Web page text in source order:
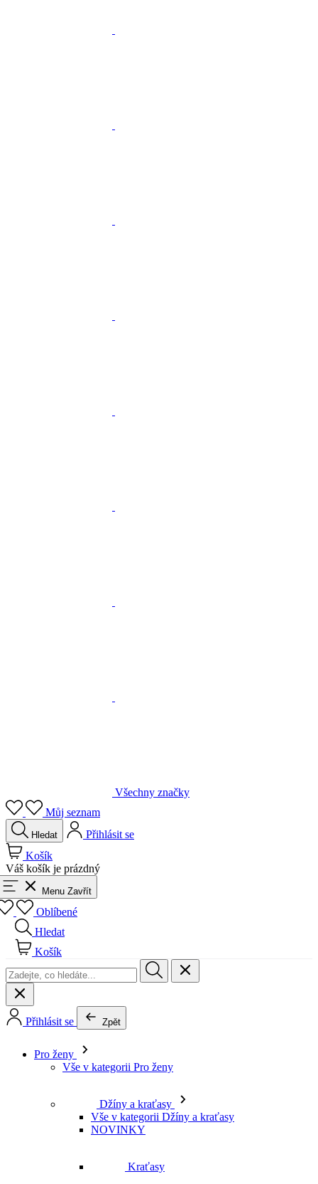
Všechny značky
Můj seznam
Hledat
Přihlásit se
Košík
Váš košík je prázdný
Menu Zavřít
Oblíbené
Hledat
Košík
Přihlásit se Zpět
Pro ženy
Vše v kategorii Pro ženy
Džíny a kraťasy
Vše v kategorii Džíny a kraťasy
NOVINKY
Kraťasy